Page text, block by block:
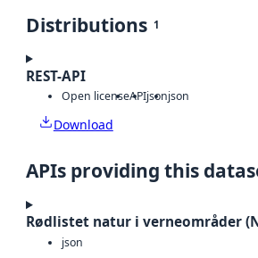
Distributions 1
REST-API
Open licenseAPIjsonjson
Download
APIs providing this
Rødlistet natur i verneområder
json